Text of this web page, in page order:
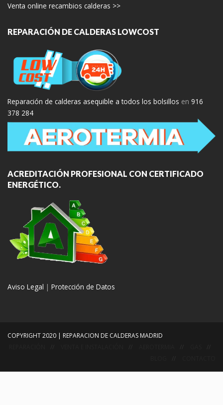
Venta online recambios calderas >>
REPARACIÓN DE CALDERAS LOWCOST
Reparación de calderas asequible a todos los bolsillos en 916
378 284
ACREDITACIÓN PROFESIONAL CON CERTIFICADO
ENERGÉTICO.
Aviso Legal | Protección de Datos
COPYRIGHT 2020 | REPARACION DE CALDERAS MADRID